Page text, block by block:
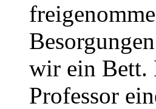
wir ein Bett.
Professor